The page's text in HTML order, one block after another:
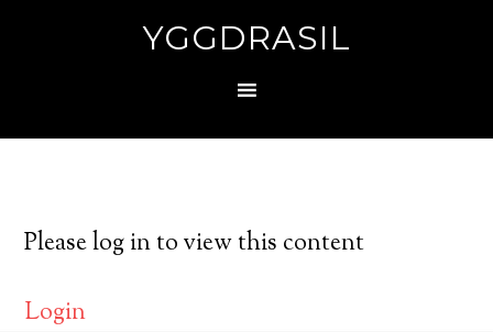
YGGDRASIL
Please log in to view this content
Login